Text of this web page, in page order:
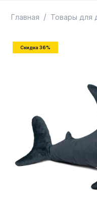
Главная / Товары для
Скидка 36%